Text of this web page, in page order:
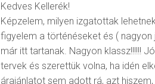
Kedves Kellerék!
Képzelem, milyen izgatottak
figyelem a történéseket és (
már itt tartanak. Nagyon klassz!!!!!!
tervek és szerettük volna, ha idén
árajánlatot sem adott rá, azt